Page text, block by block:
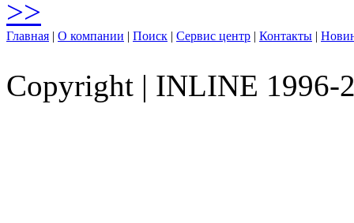
>>
Главная | О компании | Поиск | Сервис центр | Контакты |
Copyright | INLINE 1996-